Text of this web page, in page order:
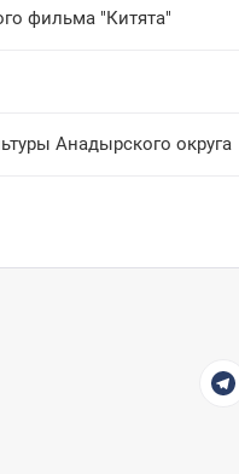
фильма "Китята"
Анадырского округа